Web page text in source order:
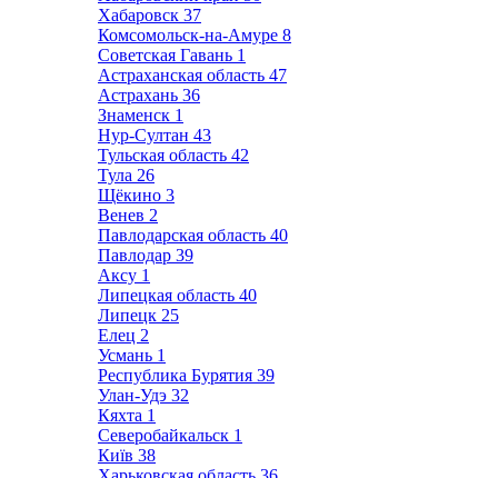
Хабаровск 37
Комсомольск-на-Амуре 8
Советская Гавань 1
Астраханская область 47
Астрахань 36
Знаменск 1
Нур-Султан 43
Тульская область 42
Тула 26
Щёкино 3
Венев 2
Павлодарская область 40
Павлодар 39
Аксу 1
Липецкая область 40
Липецк 25
Елец 2
Усмань 1
Республика Бурятия 39
Улан-Удэ 32
Кяхта 1
Северобайкальск 1
Київ 38